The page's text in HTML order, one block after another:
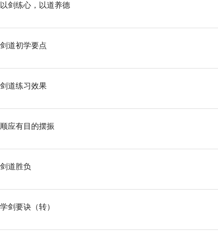
以剑练心，以道养德
剑道初学要点
剑道练习效果
顺应有目的摆振
剑道胜负
学剑要诀（转）